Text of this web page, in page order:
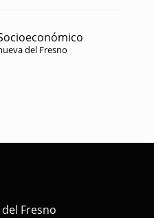
del Fresno
Fresno